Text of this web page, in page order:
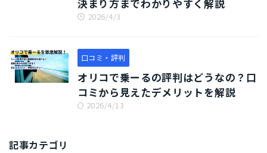
決まり方までわかりやすく解説
2026/4/3
口コミ・評判
オリコで乗ーるの評判はどうなの？口
コミから見えたデメリットを解説
2026/4/13
記事カテゴリ